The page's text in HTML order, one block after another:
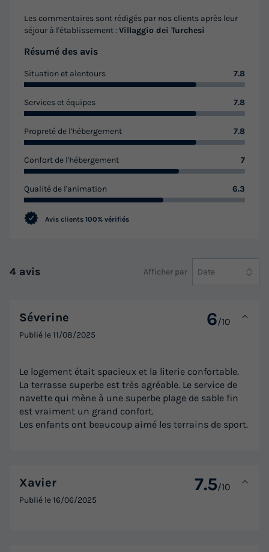
Les commentaires sont rédigés par nos clients après leur
séjour à l'établissement :Villaggio dei Turchesi
Résumé des avis
Situation et alentours 7.8
Services et équipes 7.8
Propreté de l'hébergement 7.8
Confort de l'hébergement 7
Qualité de l'animation 6.3
Avis clients 100% vérifiés
4 avis Afficher par Date
Séverine 6/10
Publié le11/08/2025
Le logement était spacieux et la literie confortable.
La terrasse superbe est très agréable. Le service de
navette qui mène à une superbe plage de sable fin
est vraiment un grand confort.
Les enfants ont beaucoup aimé les terrains de sport.
Xavier 7.5/10
Publié le16/06/2025